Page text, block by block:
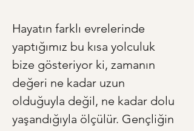
Hayatın farklı evrelerinde
yaptığımız bu kısa yolculuk
bize gösteriyor ki, zamanın
değeri ne kadar uzun
olduğuyla değil, ne kadar dolu
yaşandığıyla ölçülür. Gençliğin